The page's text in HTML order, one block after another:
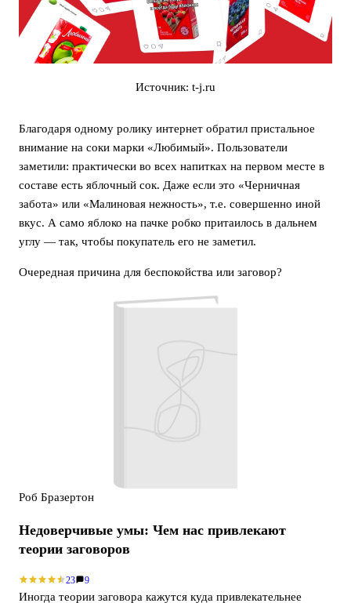
Источник: t-j.ru
Благодаря одному ролику интернет обратил пристальное
внимание на соки марки «Любимый». Пользователи
заметили: практически во всех напитках на первом месте в
составе есть яблочный сок. Даже если это «Черничная
забота» или «Малиновая нежность», т.е. совершенно иной
вкус. А само яблоко на пачке робко притаилось в дальнем
углу — так, чтобы покупатель его не заметил.
Очередная причина для беспокойства или заговор?
Роб Бразертон
Недоверчивые умы: Чем нас привлекают
теории заговоров
23 9
Иногда теории заговора кажутся куда привлекательнее